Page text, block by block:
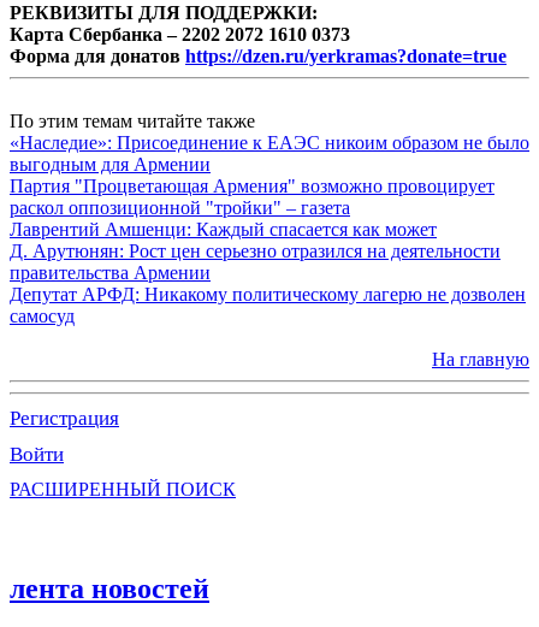
РЕКВИЗИТЫ ДЛЯ ПОДДЕРЖКИ:
Карта Сбербанка – 2202 2072 1610 0373
Форма для донатов https://dzen.ru/yerkramas?donate=true
По этим темам читайте также
«Наследие»: Присоединение к ЕАЭС никоим образом не было
выгодным для Армении
Партия "Процветающая Армения" возможно провоцирует
раскол оппозиционной "тройки" – газета
Лаврентий Амшенци: Каждый спасается как может
Д. Арутюнян: Рост цен серьезно отразился на деятельности
правительства Армении
Депутат АРФД: Никакому политическому лагерю не дозволен
самосуд
На главную
Регистрация
Войти
РАСШИРЕННЫЙ ПОИСК
лента новостей